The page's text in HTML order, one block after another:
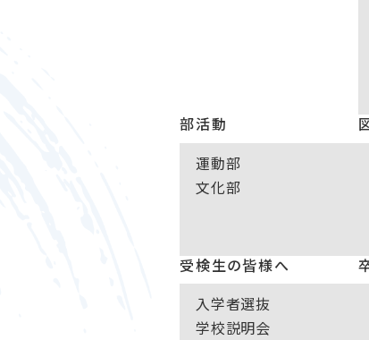
部活動
運動部
文化部
受検生の皆様へ
入学者選抜
学校説明会